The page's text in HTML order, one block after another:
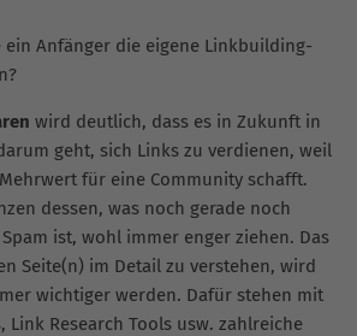
ein Anfänger die eigene Linkbuilding-
wird deutlich, dass es in Zukunft in
geht, sich Links zu verdienen, weil
für eine Community schafft.
dessen, was noch gerade noch
ist, wohl immer enger ziehen. Das
Seite(n) im Detail zu verstehen, wird
wichtiger werden. Dafür stehen mit
Link Research Tools usw. zahlreiche